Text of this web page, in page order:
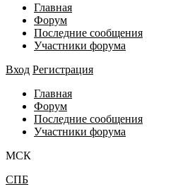
Главная
Форум
Последние сообщения
Участники форума
Вход Регистрация
Главная
Форум
Последние сообщения
Участники форума
МСК
СПБ